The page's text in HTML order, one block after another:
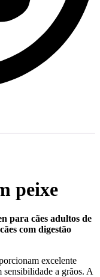
peixe
para cães adultos de
com digestão
excelente
sensibilidade a grãos. A